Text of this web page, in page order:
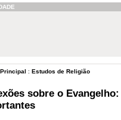
: Estudos de Religião
sobre o